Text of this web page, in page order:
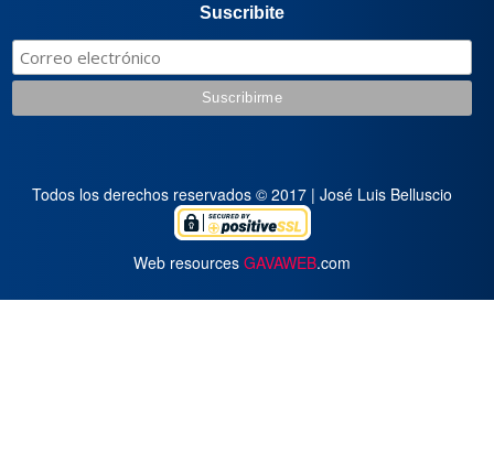
Suscribite
Todos los derechos reservados © 2017 | José Luis Belluscio
Web resources GAVAWEB.com